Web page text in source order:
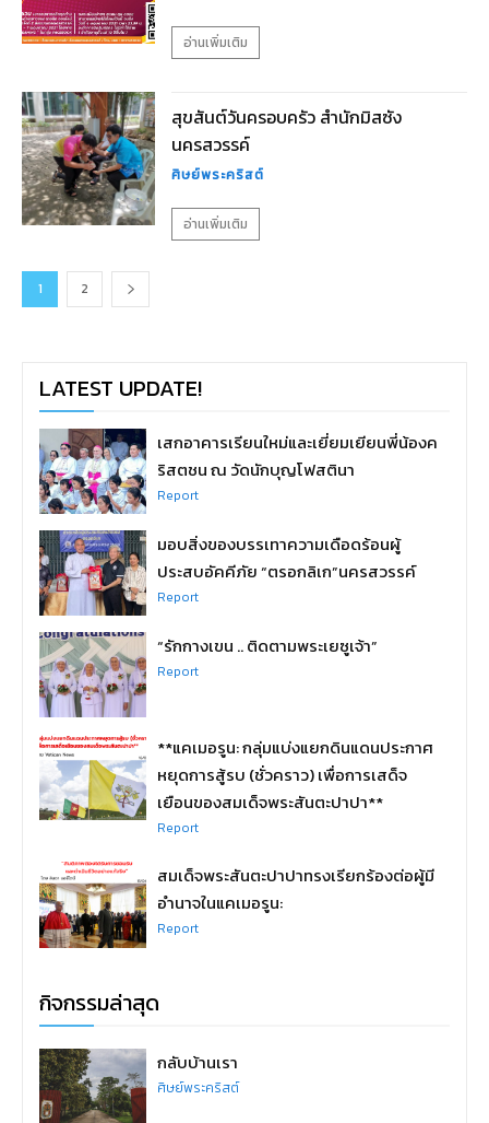
อ่านเพิ่มเติม
สุขสันต์วันครอบครัว สำนักมิสซัง
นครสวรรค์
ศิษย์พระคริสต์
อ่านเพิ่มเติม
1 2
LATEST UPDATE!
เสกอาคารเรียนใหม่และเยี่ยมเยียนพี่น้องค
ริสตชน ณ วัดนักบุญโฟสตินา
Report
มอบสิ่งของบรรเทาความเดือดร้อนผู้
ประสบอัคคีภัย “ตรอกลิเก”นครสวรรค์
Report
“รักกางเขน .. ติดตามพระเยซูเจ้า”
Report
**แคเมอรูน: กลุ่มแบ่งแยกดินแดนประกาศ
หยุดการสู้รบ (ชั่วคราว) เพื่อการเสด็จ
เยือนของสมเด็จพระสันตะปาปา**
Report
สมเด็จพระสันตะปาปาทรงเรียกร้องต่อผู้มี
อำนาจในแคเมอรูน:
Report
กิจกรรมล่าสุด
กลับบ้านเรา
ศิษย์พระคริสต์